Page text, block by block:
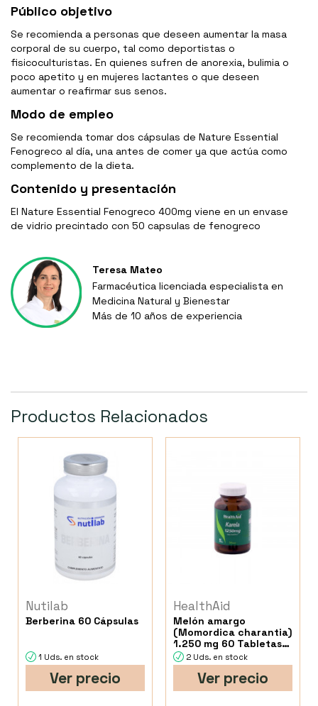
Público objetivo
Se recomienda a personas que deseen aumentar la masa
corporal de su cuerpo, tal como deportistas o
fisicoculturistas. En quienes sufren de anorexia, bulimia o
poco apetito y en mujeres lactantes o que deseen
aumentar o reafirmar sus senos.
Modo de empleo
Se recomienda tomar dos cápsulas de Nature Essential
Fenogreco al día, una antes de comer ya que actúa como
complemento de la dieta.
Contenido y presentación
El Nature Essential Fenogreco 400mg viene en un envase
de vidrio precintado con 50 capsulas de fenogreco
Teresa Mateo
Farmacéutica licenciada especialista en
Medicina Natural y Bienestar
Más de 10 años de experiencia
Productos Relacionados
Nutilab
Berberina 60 Cápsulas
1 Uds. en stock
Ver precio
HealthAid
Melón amargo
(Momordica charantia)
1.250 mg 60 Tabletas
Health Aid
2 Uds. en stock
Ver precio